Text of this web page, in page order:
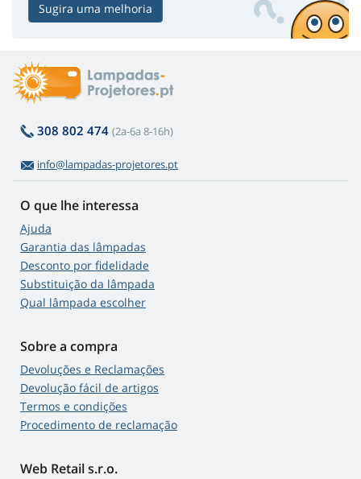
Sugira uma melhoria
308 802 474 (2a-6a 8-16h)
info@lampadas-projetores.pt
O que lhe interessa
Ajuda
Garantia das lâmpadas
Desconto por fidelidade
Substituição da lâmpada
Qual lâmpada escolher
Sobre a compra
Devoluções e Reclamações
Devolução fácil de artigos
Termos e condições
Procedimento de reclamação
Web Retail s.r.o.